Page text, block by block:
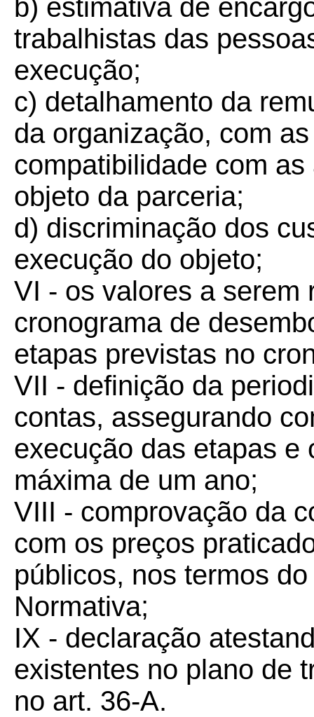
b) estimativa de
trabalhistas das
execução;
c) detalhamento da
da organização, com
compatibilidade com
objeto da parceria;
d) discriminação dos
execução do objeto;
VI - os valores a serem
cronograma de
etapas previstas no
VII - definição da
contas, assegurando
execução das etapas e
máxima de um ano;
VIII - comprovação da
com os preços
públicos, nos termos
Normativa;
IX - declaração
existentes no plano de
no art. 36-A.